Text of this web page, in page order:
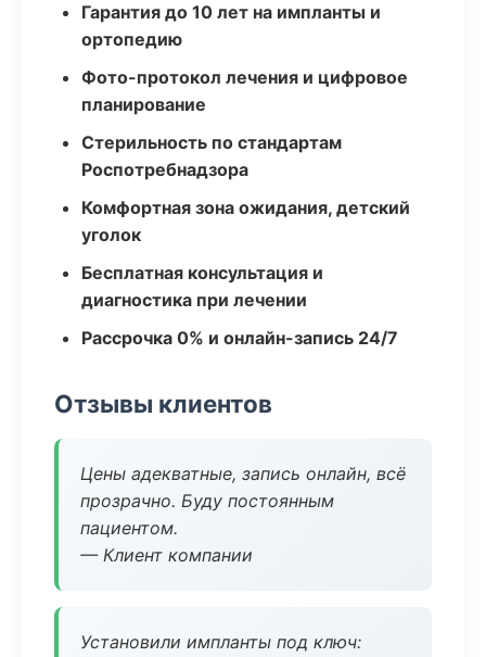
Гарантия до 10 лет на импланты и
ортопедию
Фото-протокол лечения и цифровое
планирование
Стерильность по стандартам
Роспотребнадзора
Комфортная зона ожидания, детский
уголок
Бесплатная консультация и
диагностика при лечении
Рассрочка 0% и онлайн-запись 24/7
Отзывы клиентов
Цены адекватные, запись онлайн, всё
прозрачно. Буду постоянным
пациентом.
— Клиент компании
Установили импланты под ключ: